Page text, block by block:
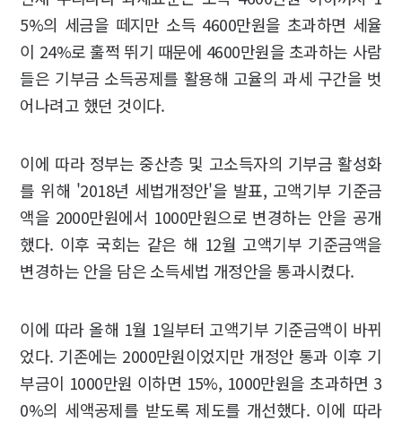
5%의 세금을 떼지만 소득 4600만원을 초과하면 세율
이 24%로 훌쩍 뛰기 때문에 4600만원을 초과하는 사람
들은 기부금 소득공제를 활용해 고율의 과세 구간을 벗
어나려고 했던 것이다.
이에 따라 정부는 중산층 및 고소득자의 기부금 활성화
를 위해 '2018년 세법개정안'을 발표, 고액기부 기준금
액을 2000만원에서 1000만원으로 변경하는 안을 공개
했다. 이후 국회는 같은 해 12월 고액기부 기준금액을
변경하는 안을 담은 소득세법 개정안을 통과시켰다.
이에 따라 올해 1월 1일부터 고액기부 기준금액이 바뀌
었다. 기존에는 2000만원이었지만 개정안 통과 이후 기
부금이 1000만원 이하면 15%, 1000만원을 초과하면 3
0%의 세액공제를 받도록 제도를 개선했다. 이에 따라